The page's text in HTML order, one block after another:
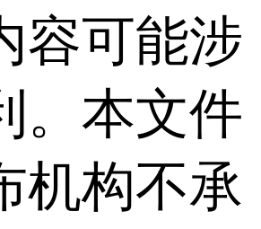
容可能涉
。本文件
机构不承